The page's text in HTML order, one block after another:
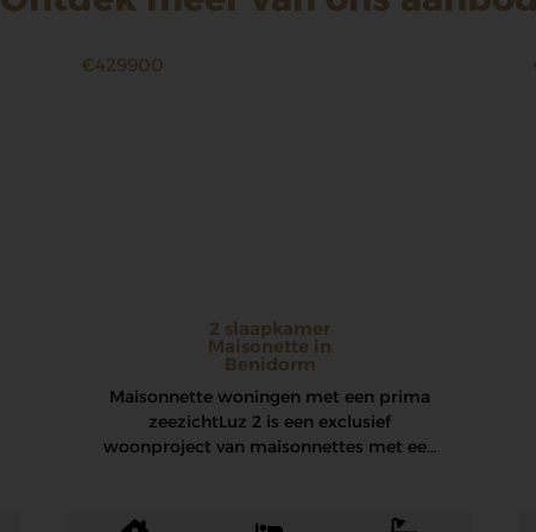
€429900
2 slaapkamer
Maisonette in
Benidorm
Maisonnette woningen met een prima
zeezicht Luz 2 is een exclusief
woonproject van maisonnettes met een